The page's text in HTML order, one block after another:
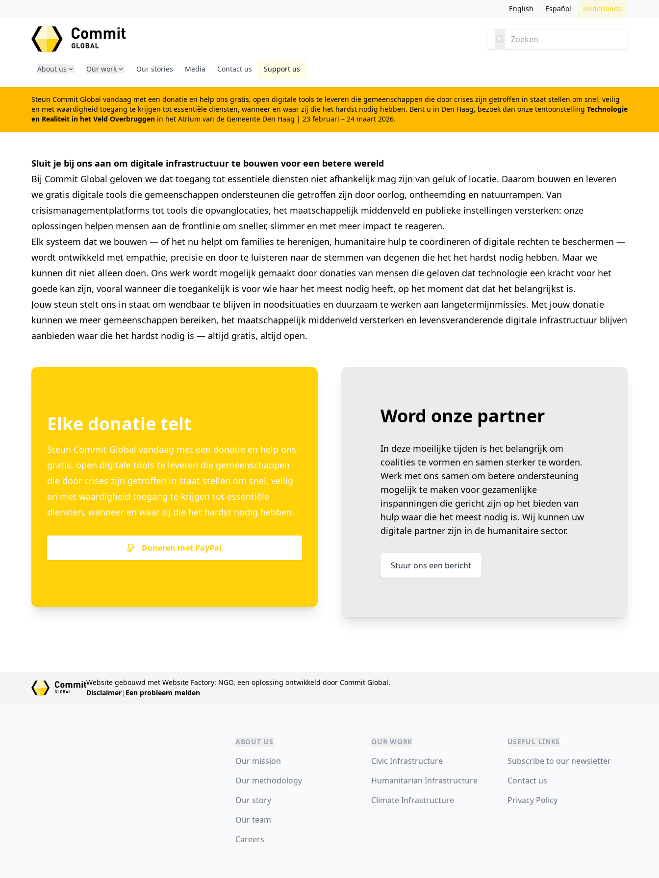
English Español Nederlands
Zoeken
About us Our work Our stories Media Contact us Support us
Steun Commit Global vandaag met een donatie en help ons gratis, open digitale tools te leveren die gemeenschappen die door crises zijn getroffen in staat stellen om snel, veilig
en met waardigheid toegang te krijgen tot essentiële diensten, wanneer en waar zij die het hardst nodig hebben. Bent u in Den Haag, bezoek dan onze tentoonstelling Technologie
en Realiteit in het Veld Overbruggen in het Atrium van de Gemeente Den Haag | 23 februari – 24 maart 2026.
Sluit je bij ons aan om digitale infrastructuur te bouwen voor een betere wereld
Bij Commit Global geloven we dat toegang tot essentiële diensten niet afhankelijk mag zijn van geluk of locatie. Daarom bouwen en leveren
we gratis digitale tools die gemeenschappen ondersteunen die getroffen zijn door oorlog, ontheemding en natuurrampen. Van
crisismanagementplatforms tot tools die opvanglocaties, het maatschappelijk middenveld en publieke instellingen versterken: onze
oplossingen helpen mensen aan de frontlinie om sneller, slimmer en met meer impact te reageren.
Elk systeem dat we bouwen — of het nu helpt om families te herenigen, humanitaire hulp te coördineren of digitale rechten te beschermen —
wordt ontwikkeld met empathie, precisie en door te luisteren naar de stemmen van degenen die het het hardst nodig hebben. Maar we
kunnen dit niet alleen doen. Ons werk wordt mogelijk gemaakt door donaties van mensen die geloven dat technologie een kracht voor het
goede kan zijn, vooral wanneer die toegankelijk is voor wie haar het meest nodig heeft, op het moment dat dat het belangrijkst is.
Jouw steun stelt ons in staat om wendbaar te blijven in noodsituaties en duurzaam te werken aan langetermijnmissies. Met jouw donatie
kunnen we meer gemeenschappen bereiken, het maatschappelijk middenveld versterken en levensveranderende digitale infrastructuur blijven
aanbieden waar die het hardst nodig is — altijd gratis, altijd open.
Elke donatie telt
Steun Commit Global vandaag met een donatie en help ons
gratis, open digitale tools te leveren die gemeenschappen
die door crises zijn getroffen in staat stellen om snel, veilig
en met waardigheid toegang te krijgen tot essentiële
diensten, wanneer en waar zij die het hardst nodig hebben.
Doneren met PayPal
Word onze partner
In deze moeilijke tijden is het belangrijk om
coalities te vormen en samen sterker te worden.
Werk met ons samen om betere ondersteuning
mogelijk te maken voor gezamenlijke
inspanningen die gericht zijn op het bieden van
hulp waar die het meest nodig is. Wij kunnen uw
digitale partner zijn in de humanitaire sector.
Stuur ons een bericht
Website gebouwd met Website Factory: NGO, een oplossing ontwikkeld door Commit Global.
Disclaimer| Een probleem melden
ABOUT US
Our mission
Our methodology
Our story
Our team
Careers
OUR WORK
Civic Infrastructure
Humanitarian Infrastructure
Climate Infrastructure
USEFUL LINKS
Subscribe to our newsletter
Contact us
Privacy Policy